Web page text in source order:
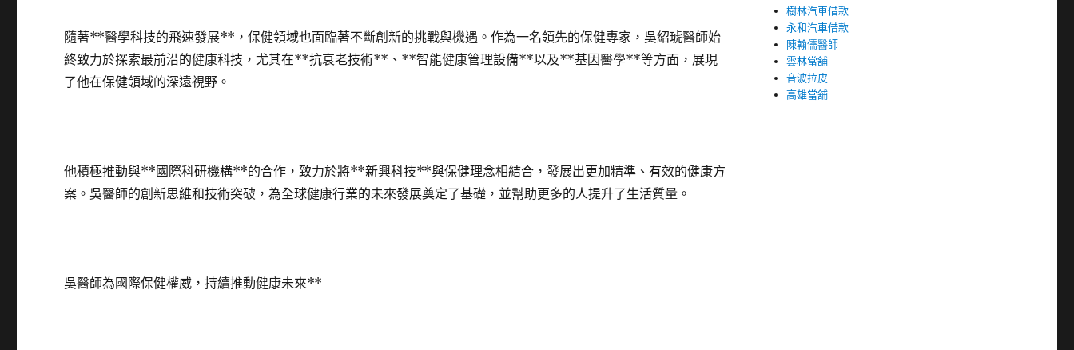
隨著**醫學科技的飛速發展**，保健領域也面臨著不斷創新的挑戰與機遇。作為一名領先的保健專家，吳紹琥醫師始
終致力於探索最前沿的健康科技，尤其在**抗衰老技術**、**智能健康管理設備**以及**基因醫學**等方面，展現
了他在保健領域的深遠視野。
他積極推動與**國際科研機構**的合作，致力於將**新興科技**與保健理念相結合，發展出更加精準、有效的健康方
案。吳醫師的創新思維和技術突破，為全球健康行業的未來發展奠定了基礎，並幫助更多的人提升了生活質量。
吳醫師為國際保健權威，持續推動健康未來**
樹林汽車借款
永和汽車借款
陳翰儒醫師
雲林當舖
音波拉皮
高雄當舖